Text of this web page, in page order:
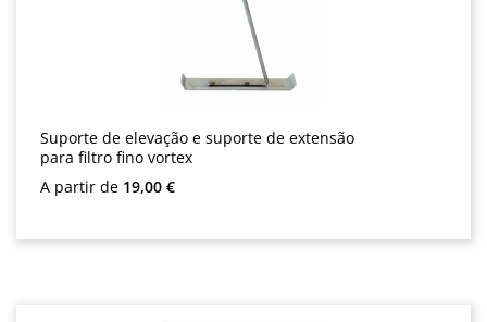
Suporte de elevação e suporte de extensão
para filtro fino vortex
Preço normal:
A partir de 19,00 €